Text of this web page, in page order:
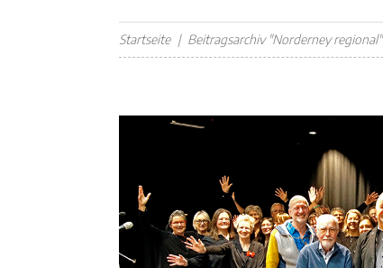
Startseite Beitragsarchiv "Norderney regional"